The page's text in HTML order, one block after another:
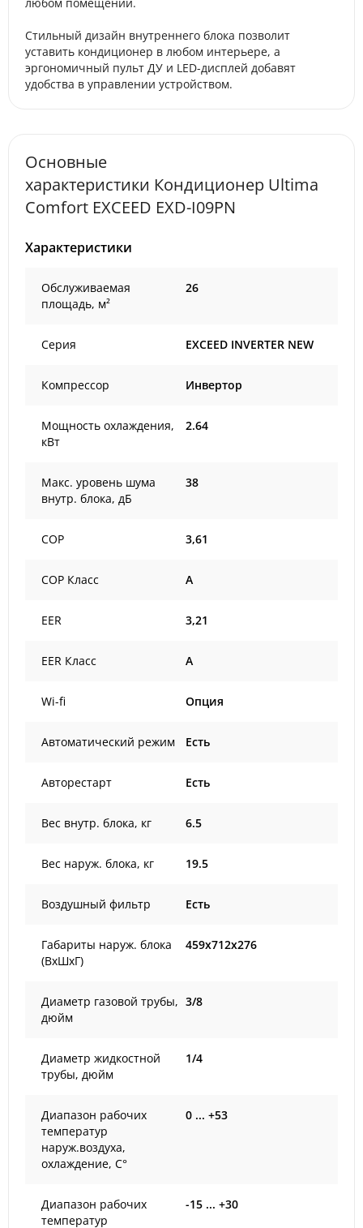
Стильный дизайн внутреннего блока позволит
уставить кондиционер в любом интерьере, а
эргономичный пульт ДУ и LED-дисплей добавят
удобства в управлении устройством.
Основные
характеристики Кондиционер Ultima
Comfort EXCEED EXD-I09PN
Характеристики
Обслуживаемая
площадь, м²
26
Серия EXCEED INVERTER NEW
Компрессор Инвертор
Мощность охлаждения,
кВт
2.64
Макс. уровень шума
внутр. блока, дБ
38
COP 3,61
COP Класс A
EER 3,21
EER Класс A
Wi-fi Опция
Автоматический режим Есть
Авторестарт Есть
Вес внутр. блока, кг 6.5
Вес наруж. блока, кг 19.5
Воздушный фильтр Есть
Габариты наруж. блока
(ВxШxГ)
459x712x276
Диаметр газовой трубы,
дюйм
3/8
Диаметр жидкостной
трубы, дюйм
1/4
Диапазон рабочих
температур
наруж.воздуха,
охлаждение, С°
0 ... +53
Диапазон рабочих
температур
-15 ... +30